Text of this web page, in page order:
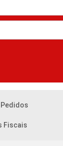
Fiscais